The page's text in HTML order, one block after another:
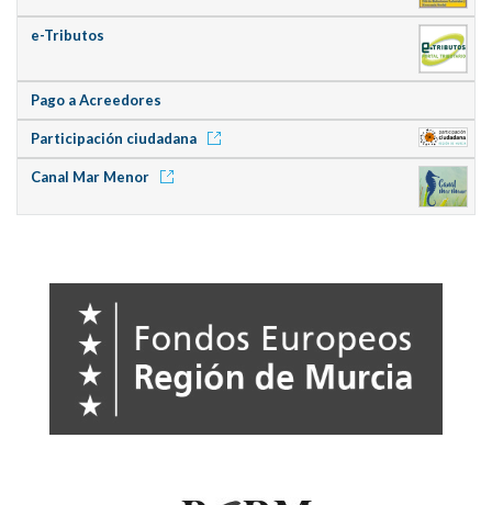
e-Tributos
Pago a Acreedores
Participación ciudadana
Canal Mar Menor